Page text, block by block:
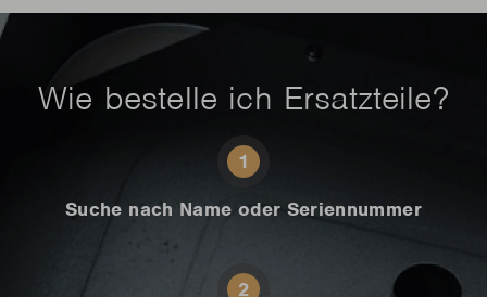
Wie bestelle ich Ersatzteile?
1
Suche nach Name oder Seriennummer
2